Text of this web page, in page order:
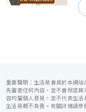
重要聲明：生活易會員於本網
先審查任何內容，並不會保證
容均屬個人意見，並不代表生
生活易概不負責。有關詳情請參